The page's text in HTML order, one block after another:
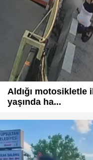
Aldığı
yaşında ha...